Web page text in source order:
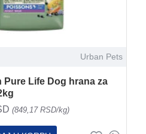
Urban Pets
Pure Life Dog hrana za
(849,17 RSD/kg)